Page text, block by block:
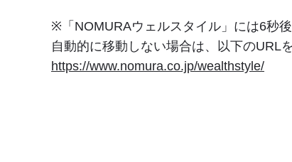
※「NOMURAウェルスタイル」には6秒
自動的に移動しない場合は、以下のURL
https://www.nomura.co.jp/wealthstyle/